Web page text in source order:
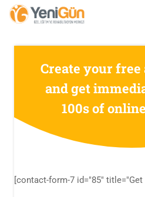
Create your
and get
100s of
[contact-form-7 id="85" title="Get